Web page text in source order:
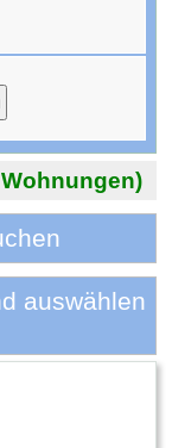
auswählen